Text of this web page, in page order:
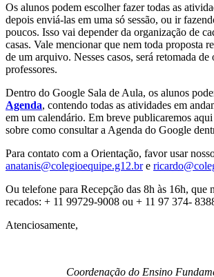
Os alunos podem escolher fazer todas as
depois enviá-las em uma só sessão, ou ir
poucos. Isso vai depender da organização de
casas. Vale mencionar que nem toda proposta
de um arquivo. Nesses casos, será retomada de
professores.
Dentro do Google Sala de Aula, os alunos
Agenda, contendo todas as atividades em
em um calendário. Em breve publicaremos
sobre como consultar a Agenda do Google
Para contato com a Orientação, favor usar
anatanis@colegioequipe.g12.bre
Ou telefone para Recepção das 8h às 16h, que
recados: + 11 99729-9008 ou + 11 97 374-
Atenciosamente,
Coordenação do Ensino